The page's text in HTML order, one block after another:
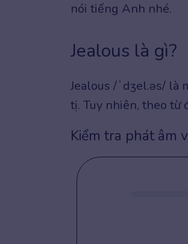
nói tiếng Anh nhé.
Jealous là gì?
Jealous /ˈdʒel.əs/ là
tị. Tuy nhiên, theo từ
Kiểm tra phát âm